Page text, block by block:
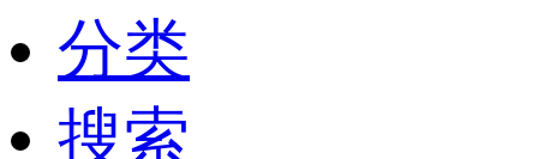
分类
搜索